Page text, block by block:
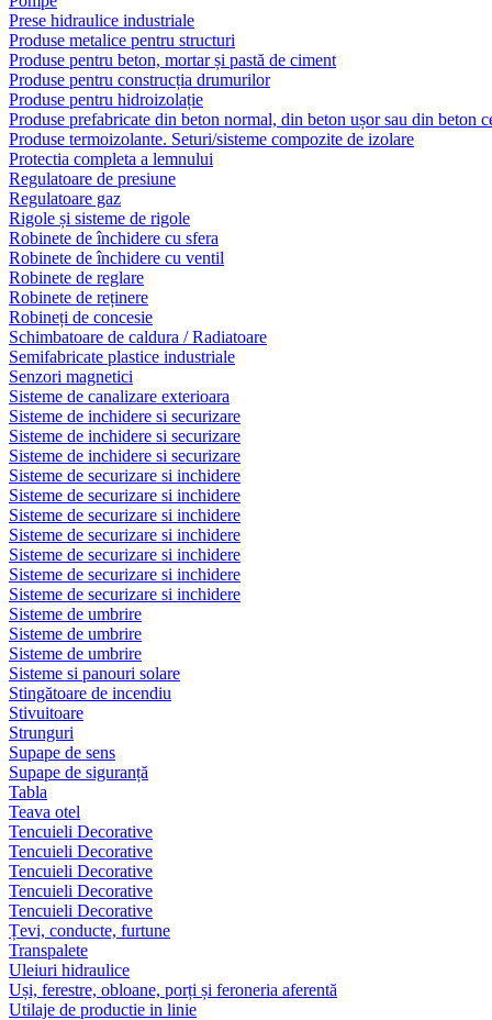
Prese hidraulice industriale
Produse metalice pentru structuri
Produse pentru beton, mortar și pastă de ciment
Produse pentru construcția drumurilor
Produse pentru hidroizolație
Produse prefabricate din beton normal, din beton ușor sau din beton
Produse termoizolante. Seturi/sisteme compozite de izolare
Protectia completa a lemnului
Regulatoare de presiune
Regulatoare gaz
Rigole și sisteme de rigole
Robinete de închidere cu sfera
Robinete de închidere cu ventil
Robinete de reglare
Robinete de reținere
Robineți de concesie
Schimbatoare de caldura / Radiatoare
Semifabricate plastice industriale
Senzori magnetici
Sisteme de canalizare exterioara
Sisteme de inchidere si securizare
Sisteme de inchidere si securizare
Sisteme de inchidere si securizare
Sisteme de securizare si inchidere
Sisteme de securizare si inchidere
Sisteme de securizare si inchidere
Sisteme de securizare si inchidere
Sisteme de securizare si inchidere
Sisteme de securizare si inchidere
Sisteme de securizare si inchidere
Sisteme de umbrire
Sisteme de umbrire
Sisteme de umbrire
Sisteme si panouri solare
Stingătoare de incendiu
Stivuitoare
Strunguri
Supape de sens
Supape de siguranță
Tabla
Teava otel
Tencuieli Decorative
Tencuieli Decorative
Tencuieli Decorative
Tencuieli Decorative
Tencuieli Decorative
Țevi, conducte, furtune
Transpalete
Uleiuri hidraulice
Uși, ferestre, obloane, porți și feroneria aferentă
Utilaje de productie in linie